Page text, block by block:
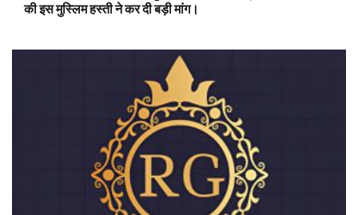
की इस मुस्लिम हस्ती ने कर दी बड़ी मांग।